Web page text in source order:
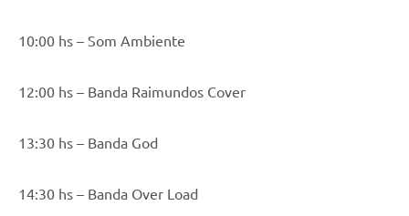
10:00 hs – Som Ambiente
12:00 hs – Banda Raimundos Cover
13:30 hs – Banda God
14:30 hs – Banda Over Load